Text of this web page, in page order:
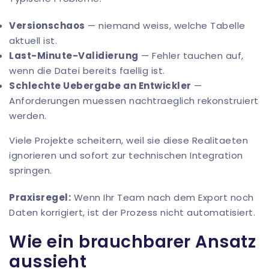
Versionschaos — niemand weiss, welche Tabelle
aktuell ist.
Last-Minute-Validierung — Fehler tauchen auf,
wenn die Datei bereits faellig ist.
Schlechte Uebergabe an Entwickler —
Anforderungen muessen nachtraeglich rekonstruiert
werden.
Viele Projekte scheitern, weil sie diese Realitaeten
ignorieren und sofort zur technischen Integration
springen.
Praxisregel: Wenn Ihr Team nach dem Export noch
Daten korrigiert, ist der Prozess nicht automatisiert.
Wie ein brauchbarer Ansatz
aussieht